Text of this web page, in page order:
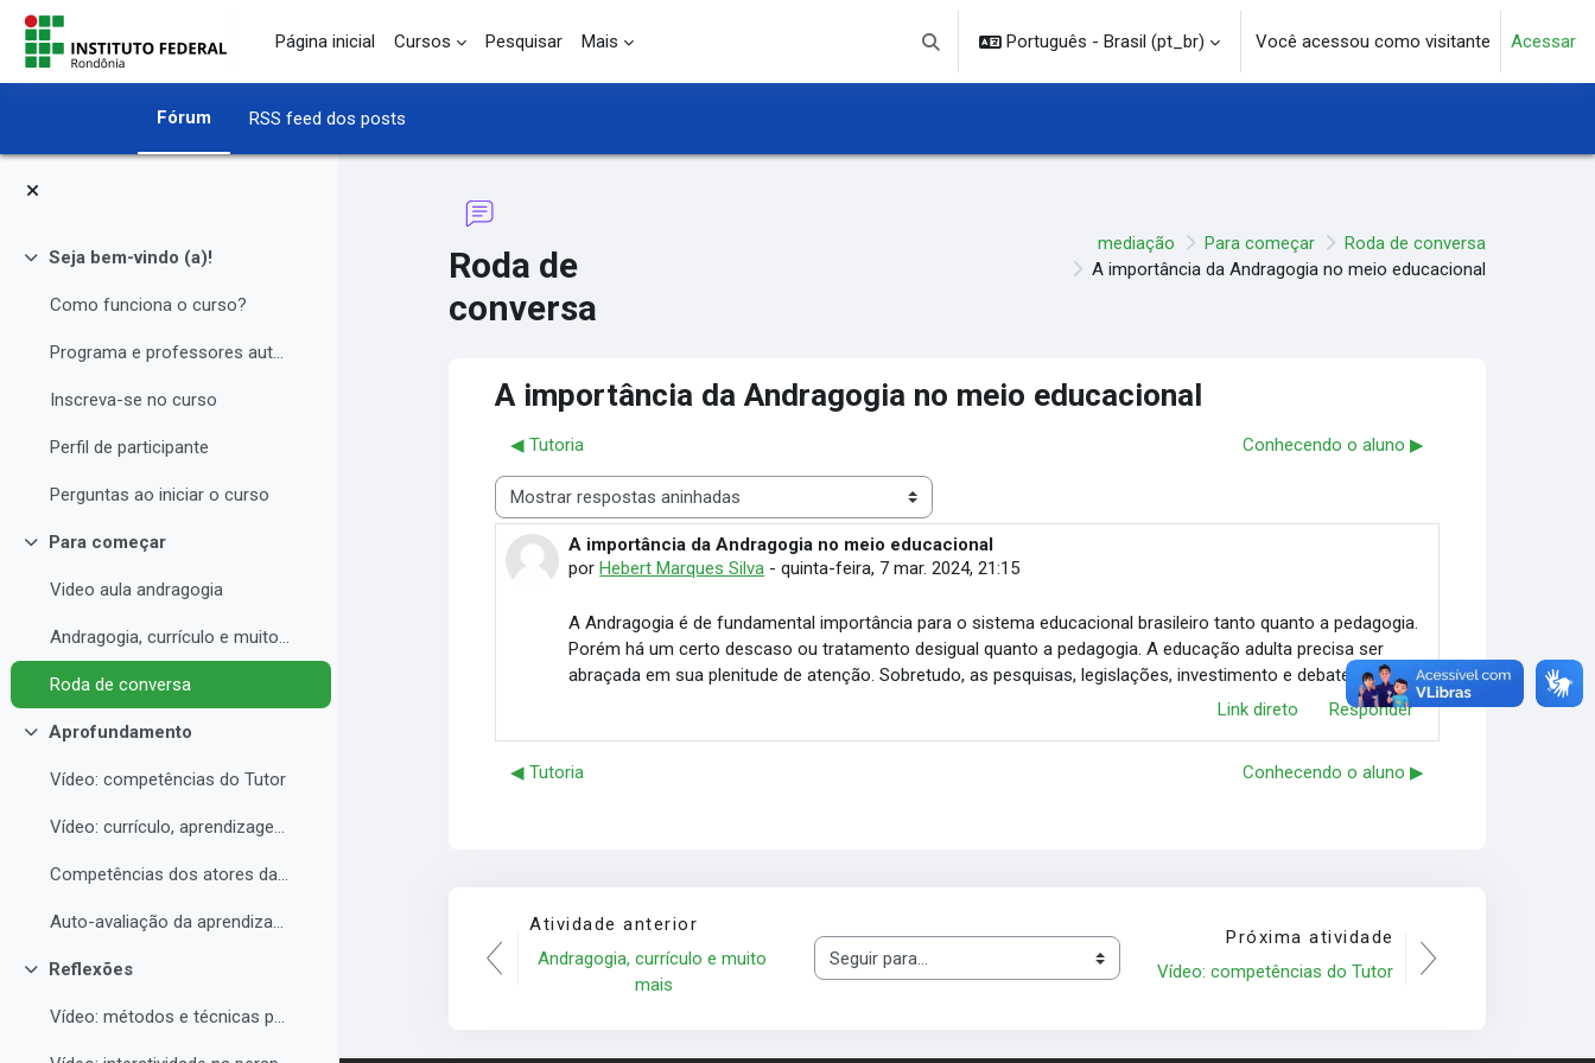
Ir para o conteúdo principal
Página inicial
Cursos Pesquisar Mais
Alternar entrada de pesquisa
Português - Brasil ‎(pt_br)‎ Você acessou como visitante Acessar
Fórum RSS feed dos posts
Contrair
Seja bem-vindo (a)!
Como funciona o curso?
Programa e professores autores
Inscreva-se no curso
Perfil de participante
Perguntas ao iniciar o curso
Contrair
Para começar
Video aula andragogia
Andragogia, currículo e muito mais
Roda de conversa
Contrair
Aprofundamento
Vídeo: competências do Tutor
Vídeo: currículo, aprendizagem e docência para EAD
Competências dos atores da educação a distância professor, tutor e aluno
Auto-avaliação da aprendizagem
Contrair
Reflexões
Vídeo: métodos e técnicas para EAD
Roda de
conversa
mediação Para começar
Roda de conversa
A importância da Andragogia no meio educacional
A importância da Andragogia no meio educacional
◀︎ Tutoria Conhecendo o aluno ▶︎
Modo de visualização
A importância da Andragogia no meio educacional
porHebert Marques Silva -quinta-feira, 7 mar. 2024, 21:15
Número de respostas: 0
A Andragogia é de fundamental importância para o sistema educacional brasileiro tanto quanto a pedagogia.
Porém há um certo descaso ou tratamento desigual quanto a pedagogia. A educação adulta precisa ser
abraçada em sua plenitude de atenção. Sobretudo, as pesquisas, legislações, investimento e debates.
Link direto
Responder
◀︎ Tutoria Conhecendo o aluno ▶︎
Atividade anterior
Andragogia, currículo e muito
mais
Seguir para...
Próxima atividade
Vídeo: competências do Tutor